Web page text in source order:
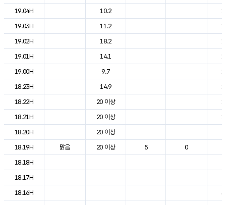
19.04H
10.2
19.03H
11.2
19.02H
18.2
19.01H
14.1
19.00H
9.7
18.23H
14.9
18.22H
20 이상
18.21H
20 이상
18.20H
20 이상
18.19H
맑음 20 이상 5 0
18.18H
18.17H
18.16H